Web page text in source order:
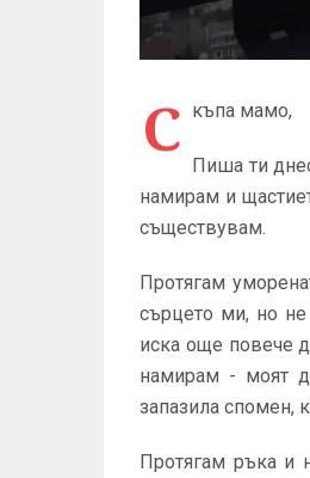
С къпа мамо,
Пиша ти
намирам и
съществувам.
Протягам
сърцето ми, но
иска още повече
намирам - моят
запазила спомен,
Протягам ръка и